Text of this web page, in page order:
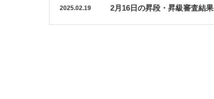
2025.02.19 2月16日の昇段・昇級審査結果